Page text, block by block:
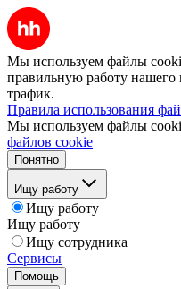
Мы используем файлы
правильную работу нашего
трафик.
Правила использования
Мы используем файлы
файлов cookie
Понятно
Ищу работу
Ищу работу
Ищу работу
Ищу сотрудника
Сервисы
Помощь